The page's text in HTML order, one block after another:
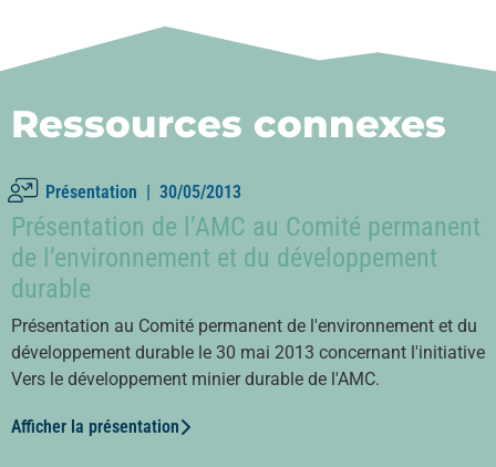
Ressources connexes
Présentation | 30/05/2013
Présentation de l’AMC au Comité permanent
de l’environnement et du développement
durable
Présentation au Comité permanent de l'environnement et du
développement durable le 30 mai 2013 concernant l'initiative
Vers le développement minier durable de l'AMC.
Afficher la présentation